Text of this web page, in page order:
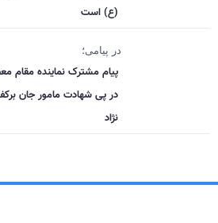
(ع) است
در پیامی؛
پیام مشترک نماینده مقام
در پی شهادت مامور جان
نژاد